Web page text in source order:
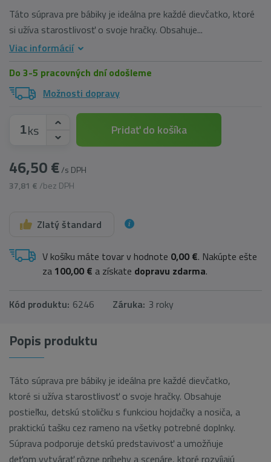
Táto súprava pre bábiky je ideálna pre každé dievčatko, ktoré
si užíva starostlivosť o svoje hračky. Obsahuje...
Viac informácií
Do 3-5 pracovných dní odošleme
Možnosti dopravy
ks
46,50 €/s DPH
37,81 € /bez DPH
Pridať do košíka
Zlatý štandard
V košíku máte tovar v hodnote 0,00 €. Nakúpte ešte
za 100,00 € a získate dopravu zdarma.
Kód produktu: 6246 Záruka: 3 roky
Popis produktu
Táto súprava pre bábiky je ideálna pre každé dievčatko,
ktoré si užíva starostlivosť o svoje hračky. Obsahuje
postieľku, detskú stoličku s funkciou hojdačky a nosiča, a
praktickú tašku cez rameno na všetky potrebné doplnky.
Súprava podporuje detskú predstavivosť a umožňuje